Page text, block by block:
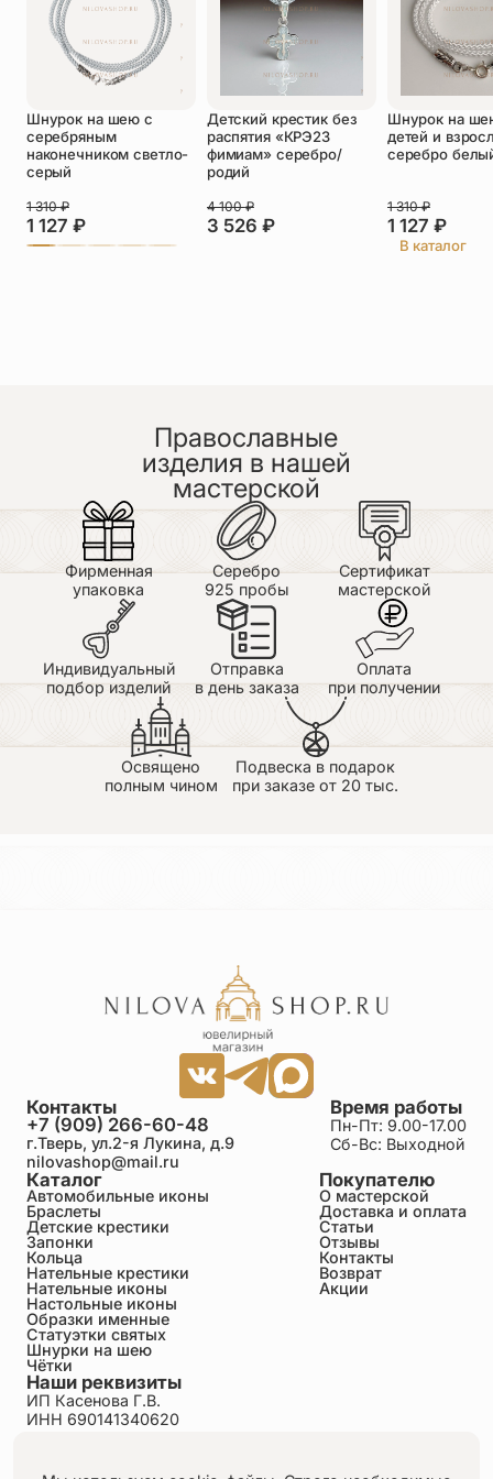
Оставить отзыв
Подтверждаю свое согласие с
политикой конфиденциальностии даю
согласие на обработку персональных
данных
Алексей
26.06.2026
Купил сыну крест, после того как его крестик
Шнурок на шею с
серебряным
наконечником светло-
серый
1 127 ₽
1 310₽
Детский крестик без
распятия «КРЭ23
фимиам» серебро/
родий
3 526 ₽
4 100₽
Шнурок на
детей и
серебро
1 127 ₽
1 310₽
В каталог
Православные
изделия в нашей
мастерской
Фирменная
упаковка
Серебро
925 пробы
Сертификат
мастерской
Индивидуальный
подбор изделий
Отправка
в день заказа
Оплата
при получении
Освящено
полным чином
Подвеска в подарок
при заказе от 20 тыс.
Каталог
Автомобильные иконы
Браслеты
Детские крестики
Запонки
Кольца
Нательные крестики
Нательные иконы
Настольные иконы
Образки именные
Статуэтки святых
Шнурки на шею
Чётки
Покупателю
О мастерской
Доставка и оплата
Статьи
Отзывы
Контакты
Возврат
Акции
Время работы
Пн-Пт: 9.00-17.00
Сб-Вс: Выходной
Контакты
+7 (909) 266-60-48
г.Тверь, ул.2-я Лукина, д.9
nilovashop@mail.ru
Наши реквизиты
ИП Касенова Г.В.
ИНН 690141340620
Пользовательское соглашение